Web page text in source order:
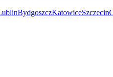
BydgoszczKatowiceSzczecin